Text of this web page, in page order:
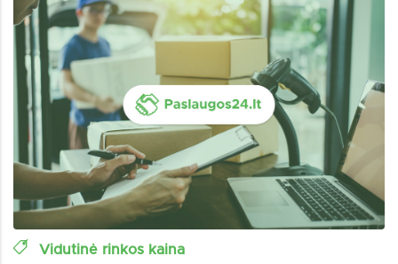
Vidutinė rinkos kaina